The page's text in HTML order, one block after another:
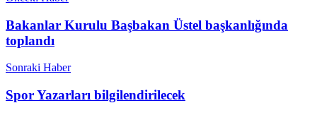
Bakanlar Kurulu Başbakan Üstel başkanlığında
toplandı
Sonraki Haber
Spor Yazarları bilgilendirilecek